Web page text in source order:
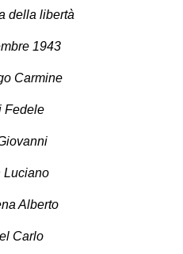
della libertà
1943
Carmine
Fedele
Luciano
Alberto
Carlo